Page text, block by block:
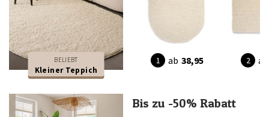
BELIEBT
Kleiner Teppich
ab 38,95 ab
Bis zu -50% Rabatt